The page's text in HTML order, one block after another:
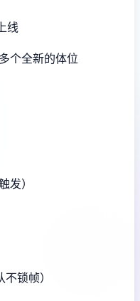
线
个全新的体位
发）
锁帧）